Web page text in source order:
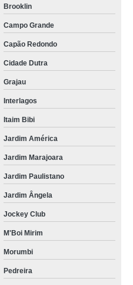
Brooklin
Campo Grande
Capão Redondo
Cidade Dutra
Grajau
Interlagos
Itaim Bibi
Jardim América
Jardim Marajoara
Jardim Paulistano
Jardim Ângela
Jockey Club
M'Boi Mirim
Morumbi
Pedreira